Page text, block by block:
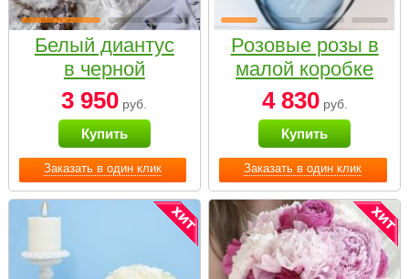
Заказать в один клик
Белый диантус
в черной
коробке Small
3 950 руб.
Купить
Заказать в один клик
Розовые розы в
малой коробке
4 830руб.
Купить